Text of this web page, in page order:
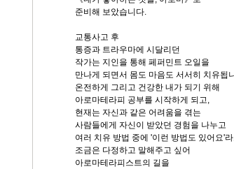
준비해 보았습니다.
교통사고 후
통증과 트라우마에 시달리던
작가는 지인을 통해 페퍼민트 오일을
만나게 되면서 몸도 마음도 서서히 치유됩
온전하게 그리고 건강한 내가 되기 위해
아로마테라피 공부를 시작하게 되고,
현재는 자신과 같은 어려움을 겪는
사람들에게 자신이 받았던 경험을 나누고
여러 치유 방법 중에 '이런 방법도 있어요'라
조금은 다정하고 말해주고 싶어
아로마테라피스트의 길을